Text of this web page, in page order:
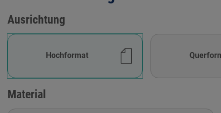
Ausrichtung
Hochformat
Material